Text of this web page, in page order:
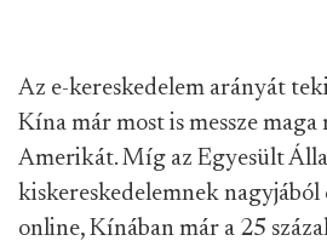
Az e-kereskedelem arányát
Kína már most is messze
Amerikát. Míg az Egyesült
kiskereskedelemnek nagyjából
online, Kínában már a 25